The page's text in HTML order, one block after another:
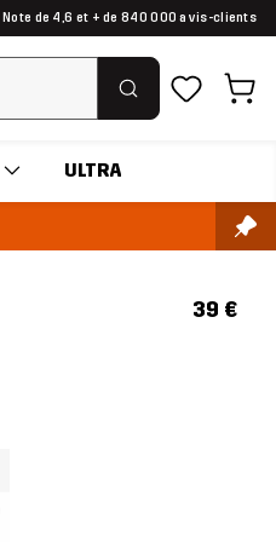
Note de 4,6 et + de 840 000 avis-clients
ULTRA
39 €